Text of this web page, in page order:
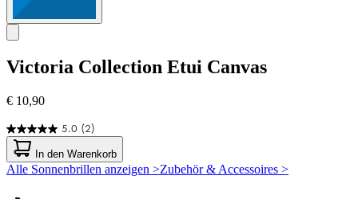
Victoria Collection Etui Canvas
€ 10,90
5.0 (2)
5.0
von
5
Sternen.
In den Warenkorb
Alle Sonnenbrillen anzeigen >Zubehör & Accessoires >